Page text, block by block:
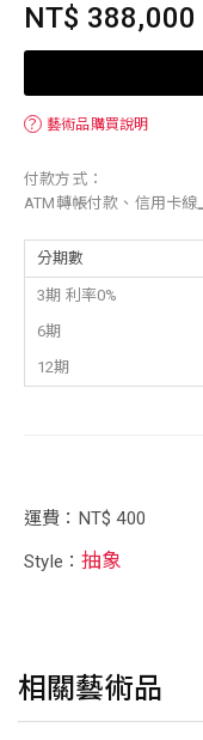
NT$ 388,000
？ 藝術品購買說明
付款方式：
ATM轉帳付款、信用卡線
分期數
3期 利率0%
6期
12期
運費：NT$ 400
Style：抽象
相關藝術品